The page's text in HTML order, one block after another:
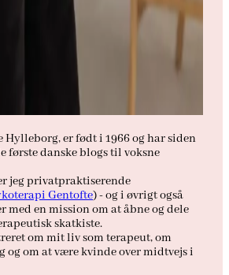
Hylleborg, er født i 1966 og har siden
første danske blogs til voksne
jeg privatpraktiserende
Gentofte) - og i øvrigt også
med en mission om at åbne og dele
skatkiste.
om mit liv som terapeut, om
om at være kvinde over midtvejs i